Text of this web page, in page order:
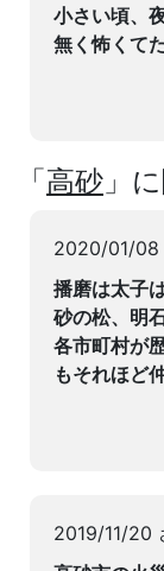
小さい頃、
無く怖くて
「高砂 」
2020/01/08
播磨は太子
砂の松、明
各市町村が
もそれほど
2019/11/20